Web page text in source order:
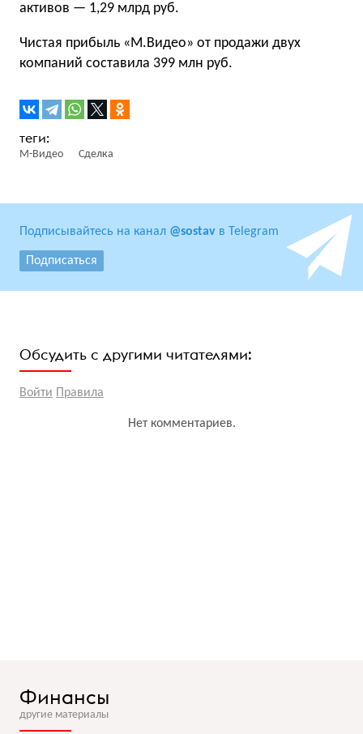
активов — 1,29 млрд руб.
Чистая прибыль «М.Видео» от продажи двух
компаний составила 399 млн руб.
М-Видео Сделка
Подписывайтесь на канал @sostav в Telegram
Подписаться
Обсудить с другими читателями:
Войти Правила
Нет комментариев.
Финансы
другие материалы